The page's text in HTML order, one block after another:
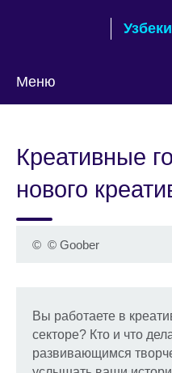
Меню
language
Креативные
нового
© © Goober
Вы работаете в
секторе? Кто и что
развивающимся